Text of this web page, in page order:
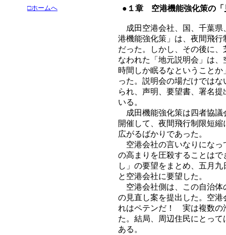
□ホームへ ●１章 空港機能強化策の「
成田空港会社、国、千葉県
港機能強化策」は、夜間飛
だった。しかし、その後に
なわれた「地元説明会」は
時間しか眠るなということ
った。説明会の場だけでは
られ、声明、要望書、署名
いる。
成田機能強化策は四者協議
開催して、夜間飛行制限短
広がるばかりであった。
空港会社の言いなりになっ
の高まりを圧殺することは
し」の要望をまとめ、五月
と空港会社に要望した。
空港会社側は、この自治体
の見直し案を提出した。空
れはペテンだ！ 実は複数の
た。結局、周辺住民にとっ
ある。